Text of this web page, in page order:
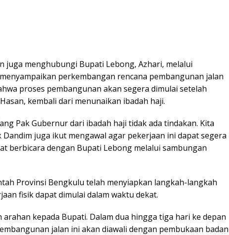
juga menghubungi Bupati Lebong, Azhari, melalui
perkembangan rencana pembangunan jalan
proses pembangunan akan segera dimulai setelah
kembali dari menunaikan ibadah haji.
Pak Gubernur dari ibadah haji tidak ada tindakan. Kita
juga ikut mengawal agar pekerjaan ini dapat segera
berbicara dengan Bupati Lebong melalui sambungan
Provinsi Bengkulu telah menyiapkan langkah-langkah
fisik dapat dimulai dalam waktu dekat.
arahan kepada Bupati. Dalam dua hingga tiga hari ke depan
jalan ini akan diawali dengan pembukaan badan